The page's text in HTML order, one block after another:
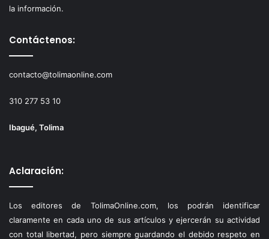
la información.
Contáctenos:
contacto@tolimaonline.com
310 277 53 10
Ibagué, Tolima
Aclaración:
Los editores de TolimaOnline.com, los podrán identificar
claramente en cada uno de sus artículos y ejercerán su actividad
con total libertad, pero siempre guardando el debido respeto en